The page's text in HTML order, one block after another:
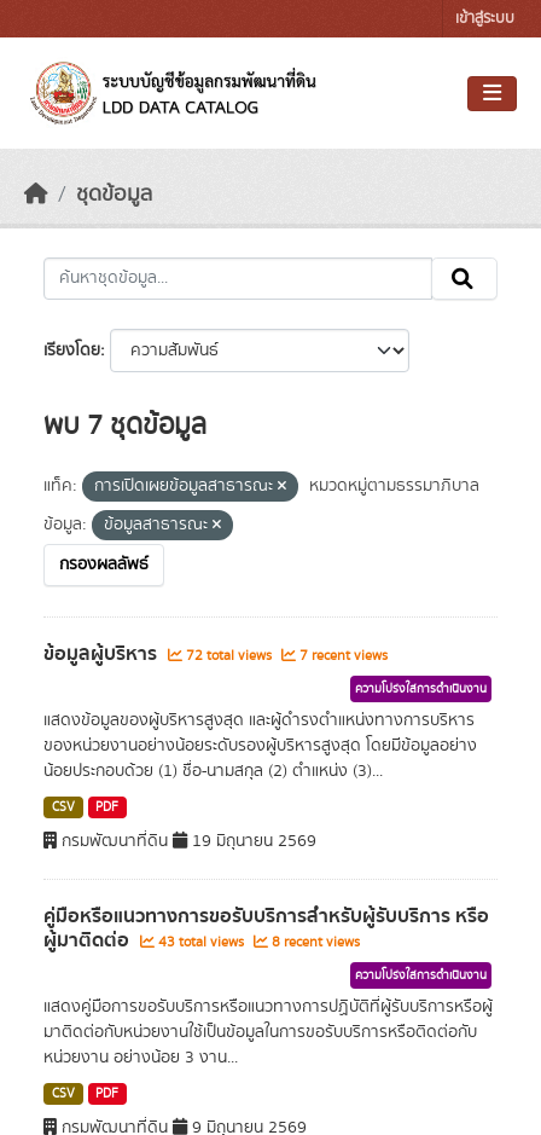
เข้าสู่ระบบ
ชุดข้อมูล
เรียงโดย
พบ 7 ชุดข้อมูล
แท็ค: การเปิดเผยข้อมูลสาธารณะ
หมวดหมู่ตามธรรมาภิบาล
ข้อมูล:
ข้อมูลสาธารณะ
กรองผลลัพธ์
ข้อมูลผู้บริหาร 72 total views 7 recent views
ความโปร่งใสการดำเนินงาน
แสดงข้อมูลของผู้บริหารสูงสุด และผู้ดำรงตำแหน่งทางการบริหาร
ของหน่วยงานอย่างน้อยระดับรองผู้บริหารสูงสุด โดยมีข้อมูลอย่าง
น้อยประกอบด้วย (1) ชื่อ-นามสกุล (2) ตำแหน่ง (3)...
CSV PDF
กรมพัฒนาที่ดิน 19 มิถุนายน 2569
คู่มือหรือแนวทางการขอรับบริการสำหรับผู้รับบริการ หรือ
ผู้มาติดต่อ 43 total views 8 recent views
ความโปร่งใสการดำเนินงาน
แสดงคู่มือการขอรับบริการหรือแนวทางการปฏิบัติที่ผู้รับบริการหรือผู้
มาติดต่อกับหน่วยงานใช้เป็นข้อมูลในการขอรับบริการหรือติดต่อกับ
หน่วยงาน อย่างน้อย 3 งาน...
CSV PDF
กรมพัฒนาที่ดิน 9 มิถุนายน 2569